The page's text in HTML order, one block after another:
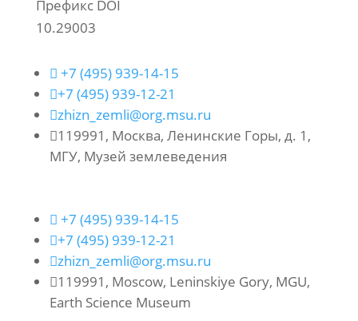
Префикс DOI
10.29003
 +7 (495) 939-14-15
+7 (495) 939-12-21
zhizn_zemli@org.msu.ru
119991, Москва, Ленинские Горы, д. 1,
МГУ, Музей землеведения
 +7 (495) 939-14-15
+7 (495) 939-12-21
zhizn_zemli@org.msu.ru
119991, Moscow, Leninskiye Gory, MGU,
Earth Science Museum